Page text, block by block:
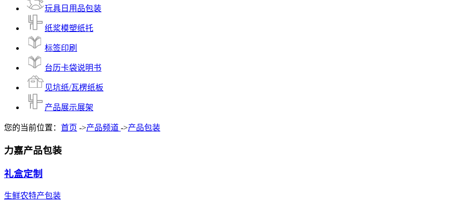
玩具日用品包装
纸浆模塑纸托
标签印刷
台历卡袋说明书
见坑纸/瓦楞纸板
产品展示展架
您的当前位置： 首页 ->产品频道 ->产品包装
力嘉产品包装
礼盒定制
生鲜农特产包装